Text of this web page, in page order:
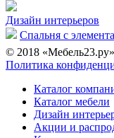
Дизайн интерьеров
Спальня с
© 2018 «Мебель23.ру»
Политика
Каталог
Каталог мебели
Дизайн
Акции и